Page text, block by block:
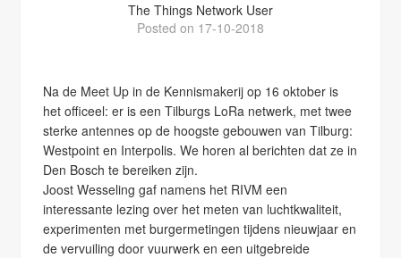
The Things Network User
Posted on 17-10-2018
Na de Meet Up in de Kennismakerij op 16 oktober is
het officeel: er is een Tilburgs LoRa netwerk, met twee
sterke antennes op de hoogste gebouwen van Tilburg:
Westpoint en Interpolis. We horen al berichten dat ze in
Den Bosch te bereiken zijn.
Joost Wesseling gaf namens het RIVM een
interessante lezing over het meten van luchtkwaliteit,
experimenten met burgermetingen tijdens nieuwjaar en
de vervuiling door vuurwerk en een uitgebreide